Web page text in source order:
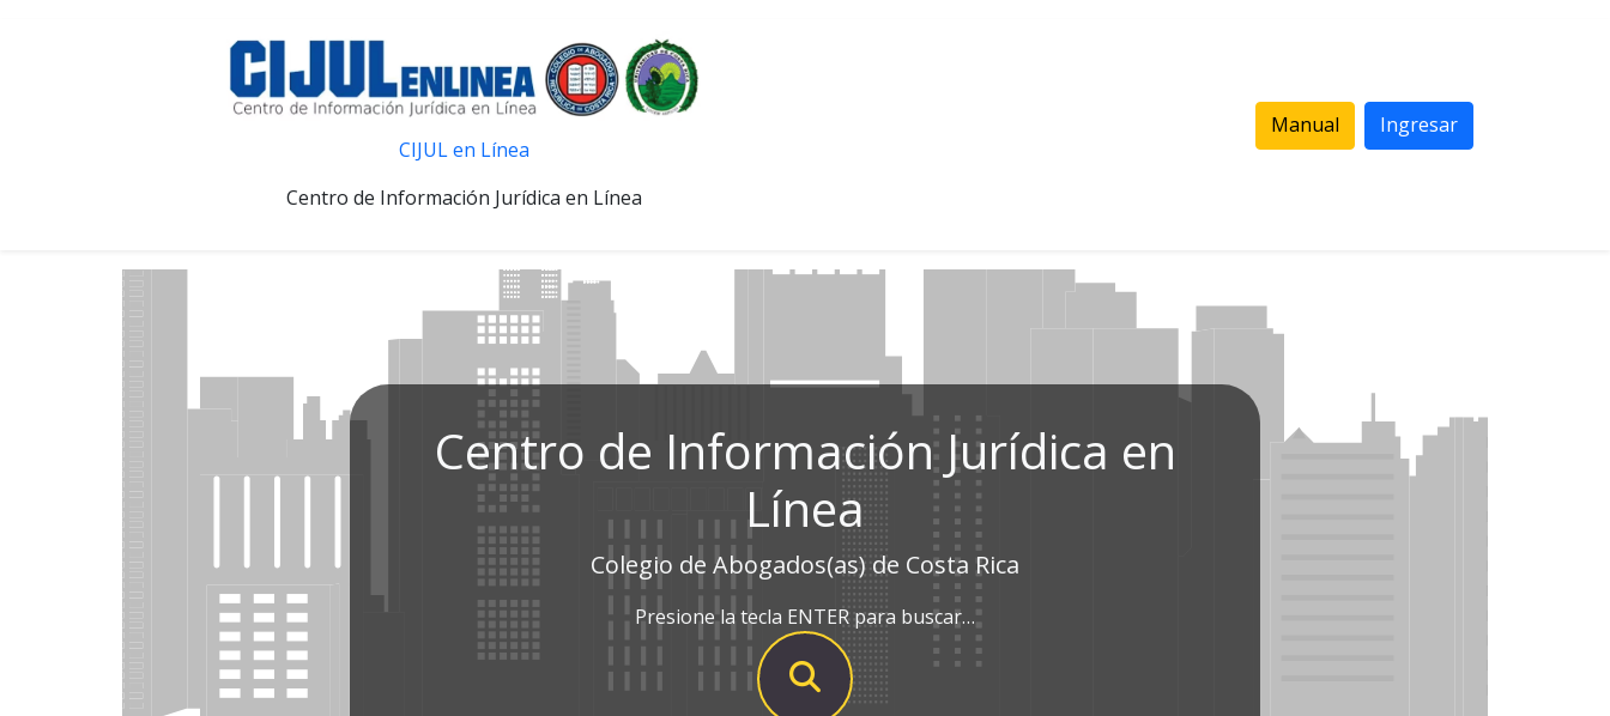
CIJUL en Línea
Centro de Información Jurídica en Línea
Manual Ingresar
Centro de Información Jurídica en
Línea
Colegio de Abogados(as) de Costa Rica
Presione la tecla ENTER para buscar…